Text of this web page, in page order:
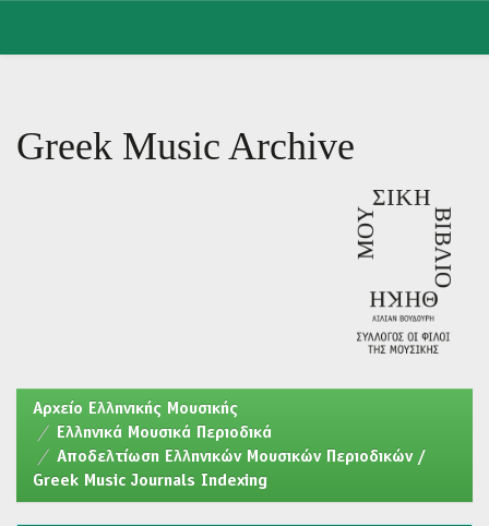
Greek Music Archive
Aρχείο Ελληνικής Μουσικής
Ελληνικά Μουσικά Περιοδικά
Αποδελτίωση Ελληνικών Μουσικών Περιοδικών /
Greek Music Journals Indexing